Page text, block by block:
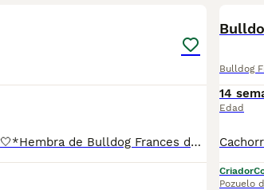
📲Laura 677983742 - 613283995 🤍*Hembra de Bulldog Frances de color lilac *🤍 ¿Buscas un nuevo compañero para tu hogar? ❤️ Tenemos preciosos cachorros listos para encontrar una familia responsable. ✅ Vacunados ✅ Desparasitados ✅ Cartilla sanitaria ✅ Garantías incluidas ✅ Máxima atención y cuidado Se hacen envíos a toda España: Andalucía: Almería, Cádiz, Córdoba, Granada, Huelva, Jaén, Málaga, Sevilla.Aragón: Huesca, Teruel, Zaragoza.Asturias: Oviedo.Baleares: Palma.Canarias: Las Palmas de Gran Canaria, Santa Cruz de Tenerife.Cantabria: Santander.Castilla-La Mancha: Albacete, Ciudad Real, Cuenca, Guadalajara, Toledo.Castilla y León: Ávila, Burgos, León, Palencia, Salamanca, Segovia, Soria, Valladolid, Zamora.Cataluña: Barcelona, Gerona (Girona), Lérida (Lleida), Tarragona.Comunidad Valenciana: Alicante, Castellón de la Plana, Valencia.Extremadura: Badajoz, Cáceres.Galicia: La Coruña (A Coruña), Lugo, Orense (Ourense), Pontevedra.La Rioja: Logroño.Madrid: Madrid.Murcia: Murcia.Navarra: Pamplona.País Vasco: Bilbao (Vizcaya), San Sebastián (Guipúzcoa), Vitoria (Álava). 🐾 Cachorros sanos, sociables y criados con mucho cariño. 📲 ¡Pregunta sin compromiso por disponibilidad, fotos y precios por mensaje privado!
Bulldog
14
Edad
Criador
Pozuelo